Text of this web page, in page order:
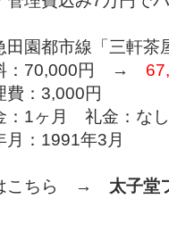
田園都市線「三軒
：70,000円 →
費：3,000円
：1ヶ月 礼金：なし
月：1991年3月
こちら → 太子堂